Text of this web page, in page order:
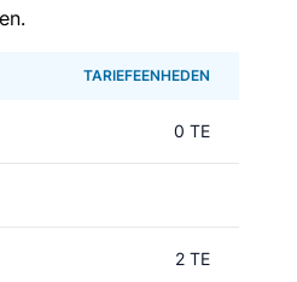
TARIEFEENHEDEN
0 TE
2 TE